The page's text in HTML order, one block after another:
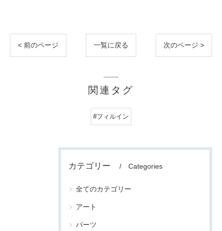
< 前のページ 一覧に戻る 次のページ >
関連タグ
#フィルイン
カテゴリー Categories
全てのカテゴリー
アート
パーツ